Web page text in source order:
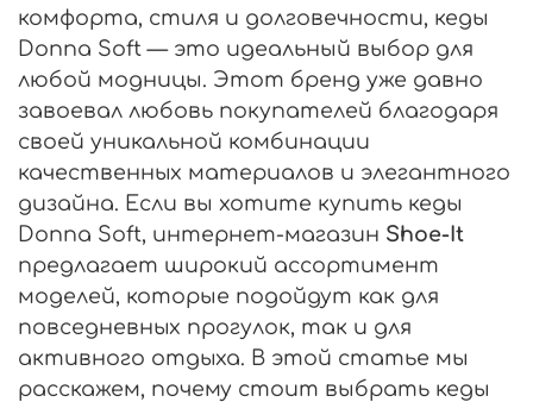
комфорта, стиля и долговечности, кеды
Donna Soft — это идеальный выбор для
любой модницы. Этот бренд уже давно
завоевал любовь покупателей благодаря
своей уникальной комбинации
качественных материалов и элегантного
дизайна. Если вы хотите купить кеды
Donna Soft, интернет-магазин Shoe-It
предлагает широкий ассортимент
моделей, которые подойдут как для
повседневных прогулок, так и для
активного отдыха. В этой статье мы
расскажем, почему стоит выбрать кеды